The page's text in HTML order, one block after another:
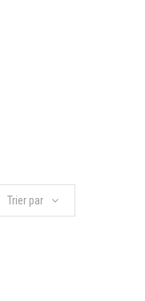
Trier par